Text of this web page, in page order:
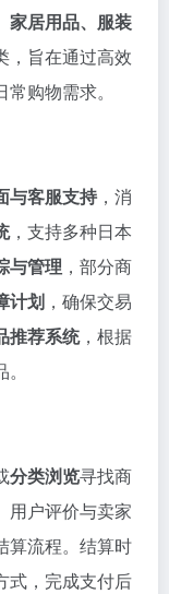
家居用品、服装
，旨在通过高效
购物需求。
与客服支持 ，消
，支持多种日本
与管理 ，部分商
计划 ，确保交易
推荐系统，根据
分类浏览寻找商
用户评价与卖家
算流程。结算时
式，完成支付后